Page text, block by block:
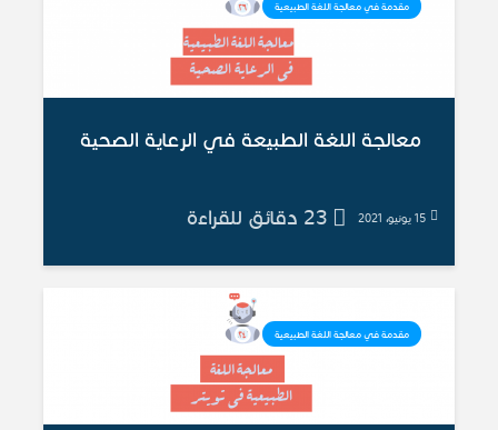
مقدمة في معالجة اللغة الطبيعية
معالجة اللغة الطبيعة في الرعاية الصحية
15 يونيو، 2021 23 دقائق للقراءة
مقدمة في معالجة اللغة الطبيعية